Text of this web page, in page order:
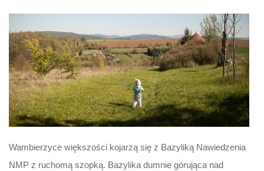
Wambierzyce większości kojarzą się z Bazyliką Nawiedzenia
NMP z ruchomą szopką. Bazylika dumnie górująca nad